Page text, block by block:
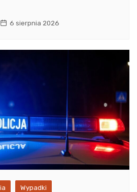
6 sierpnia 2026
Wypadki